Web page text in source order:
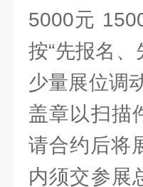
5000元
按“先报名
少量展位调
盖章以扫描
请合约后将
内须交参展